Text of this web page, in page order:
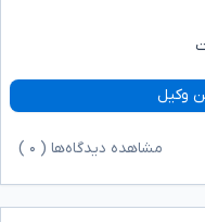
وکیل
مشاهده دیدگاه‌ها ( ۰